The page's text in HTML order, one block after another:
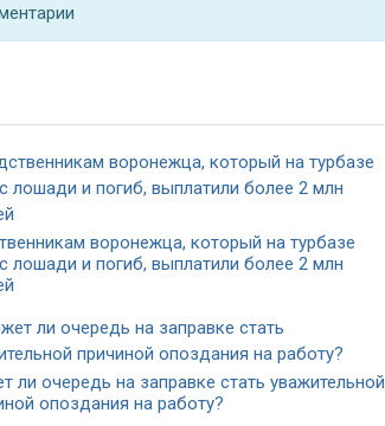
воронежца, который на турбазе
лошади и погиб, выплатили более 2 млн
ли очередь на заправке стать уважительной
опоздания на работу?